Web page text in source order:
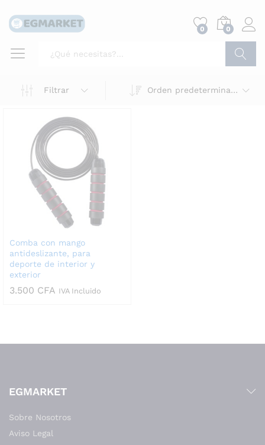
0 0
Filtrar
Orden predeterminado
Comba con mango
antideslizante, para
deporte de interior y
exterior
3.500 CFA IVA Incluido
EGMARKET
Sobre Nosotros
Aviso Legal